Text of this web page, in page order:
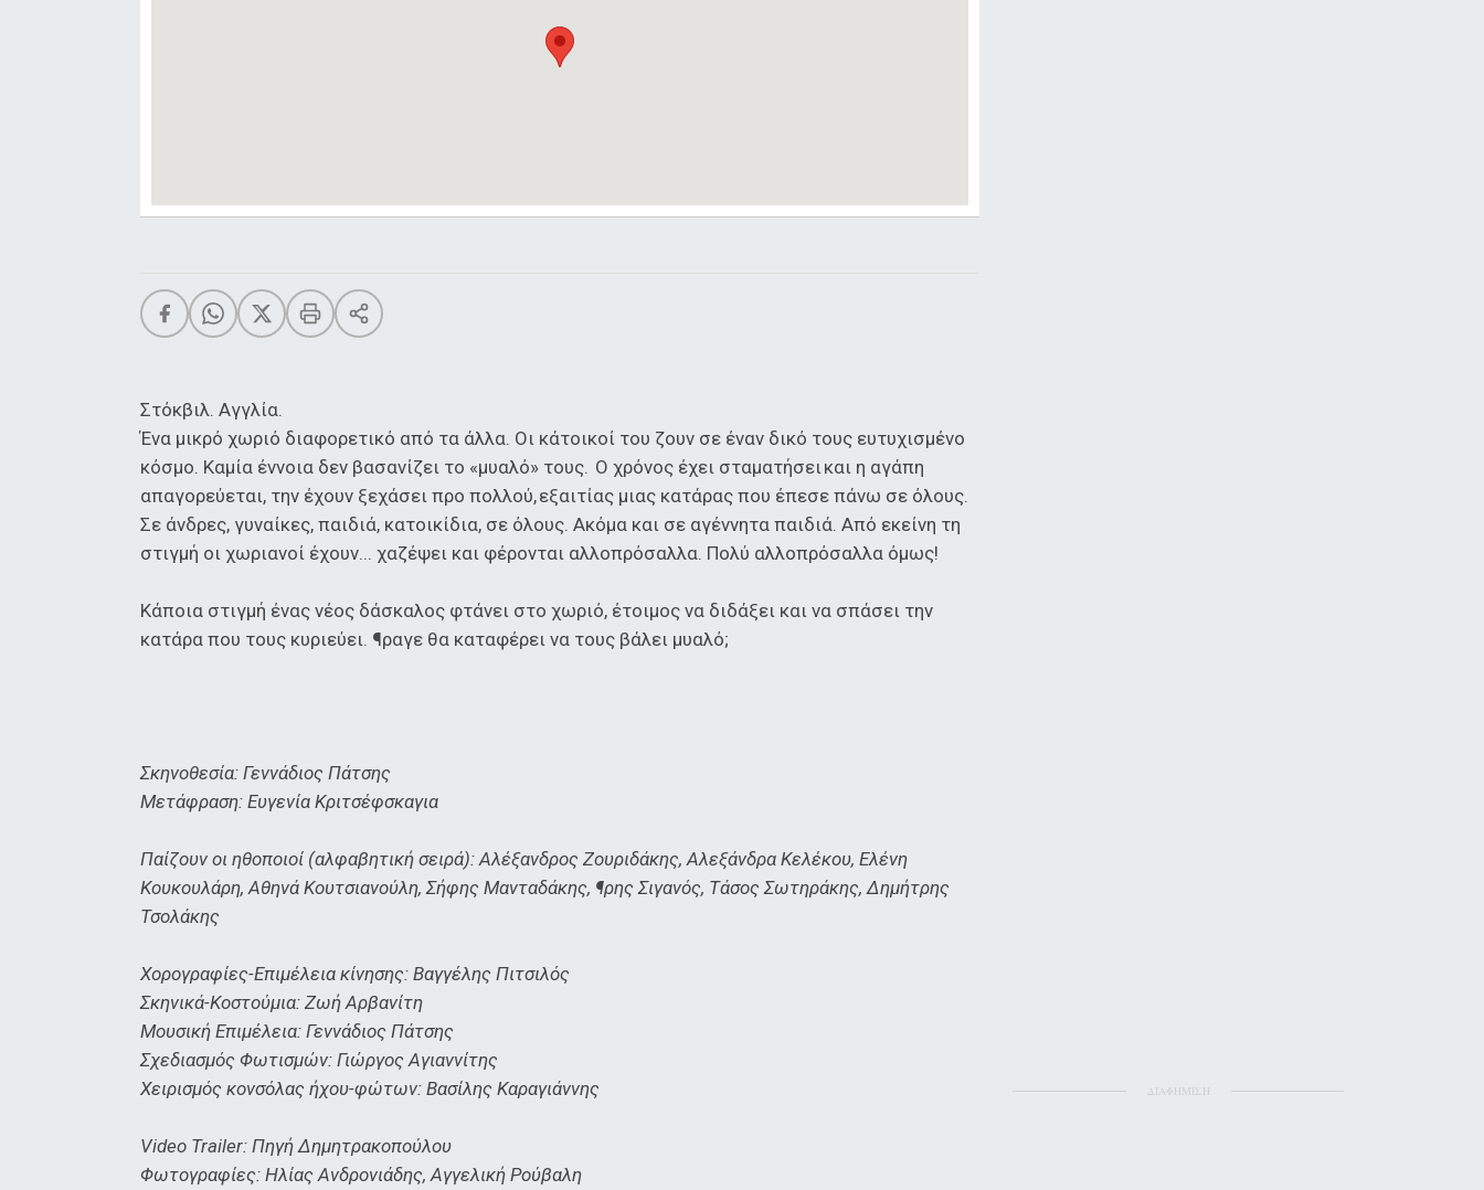
Στόκβιλ. Αγγλία.
Ένα μικρό χωριό διαφορετικό από τα άλλα. Οι κάτοικοί του ζουν σε έναν δικό τους ευτυχισμένο
κόσμο. Καμία έννοια δεν βασανίζει το «μυαλό» τους. Ο χρόνος έχει σταματήσει και η αγάπη
απαγορεύεται, την έχουν ξεχάσει προ πολλού, εξαιτίας μιας κατάρας που έπεσε πάνω σε όλους.
Σε άνδρες, γυναίκες, παιδιά, κατοικίδια, σε όλους. Ακόμα και σε αγέννητα παιδιά. Από εκείνη τη
στιγμή οι χωριανοί έχουν... χαζέψει και φέρονται αλλοπρόσαλλα. Πολύ αλλοπρόσαλλα όμως!
Κάποια στιγμή ένας νέος δάσκαλος φτάνει στο χωριό, έτοιμος να διδάξει και να σπάσει την
κατάρα που τους κυριεύει. ¶ραγε θα καταφέρει να τους βάλει μυαλό;
Σκηνοθεσία: Γεννάδιος Πάτσης
Μετάφραση: Ευγενία Κριτσέφσκαγια
Παίζουν οι ηθοποιοί (αλφαβητική σειρά): Αλέξανδρος Ζουριδάκης, Αλεξάνδρα Κελέκου, Ελένη
Κουκουλάρη, Αθηνά Κουτσιανούλη, Σήφης Μανταδάκης, ¶ρης Σιγανός, Τάσος Σωτηράκης, Δημήτρης
Τσολάκης
Χορογραφίες-Επιμέλεια κίνησης: Βαγγέλης Πιτσιλός
Σκηνικά-Κοστούμια: Ζωή Αρβανίτη
Μουσική Επιμέλεια: Γεννάδιος Πάτσης
Σχεδιασμός Φωτισμών: Γιώργος Αγιαννίτης
Χειρισμός κονσόλας ήχου-φώτων: Βασίλης Καραγιάννης
Video Trailer: Πηγή Δημητρακοπούλου
Φωτογραφίες: Ηλίας Ανδρονιάδης, Αγγελική Ρούβαλη
ΔΙΑΦΗΜΙΣΗ